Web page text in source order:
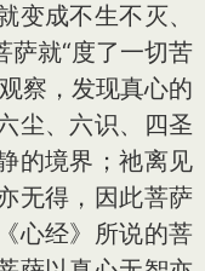
变成不生不灭、
萨就“度了一切苦
察，发现真心的
尘、六识、四圣
的境界；祂离见
无得，因此菩萨
心经》所说的菩